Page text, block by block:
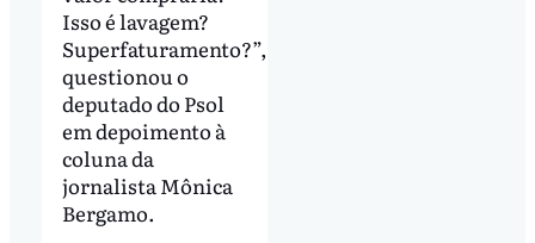
Isso é lavagem?
Superfaturamento?”,
questionou o
deputado do Psol
em depoimento à
coluna da
jornalista Mônica
Bergamo.